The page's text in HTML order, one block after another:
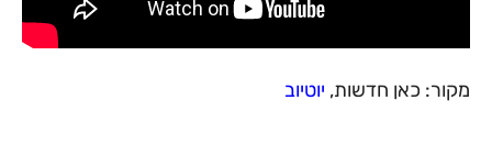
מקור: כאן חדשות, יוטיוב